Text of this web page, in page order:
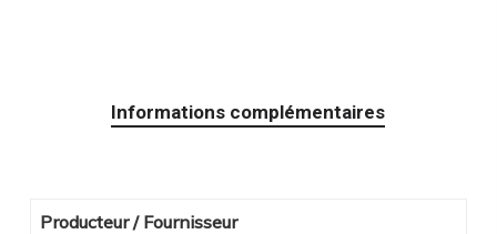
Informations complémentaires
Producteur / Fournisseur